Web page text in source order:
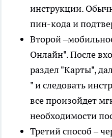
инструкции.
пин-кода и
Второй
Онлайн". После
раздел "Карты",
" и следовать
все произойдет
необходимости
Третий способ –